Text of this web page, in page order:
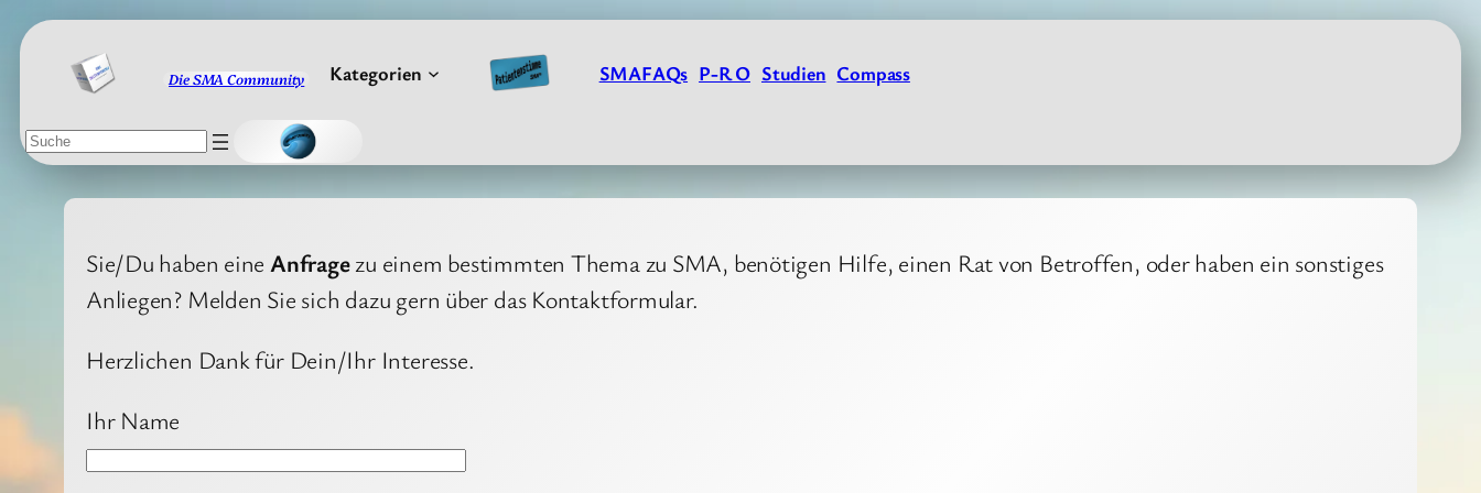
Zum
springen
Die SMA Community Kategorien SMAFAQs P-R O Studien Compass
Suchen
Sie/Du haben eineAnfragezu einem bestimmten Thema zu SMA, benötigen Hilfe, einen Rat von Betroffen, oder haben ein sonstiges
Anliegen? Melden Sie sich dazu gern über das Kontaktformular.
Herzlichen Dank für Dein/Ihr Interesse.
Ihr Name